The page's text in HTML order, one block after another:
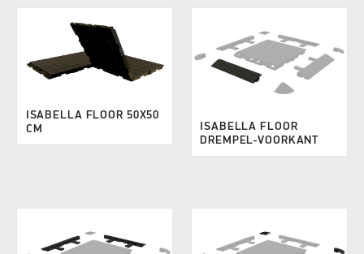
ISABELLA FLOOR 50X50
CM
ISABELLA FLOOR
DREMPEL-VOORKANT